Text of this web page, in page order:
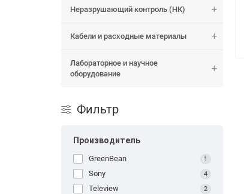
Неразрушающий контроль (НК)
Кабели и расходные материалы
Лабораторное и научное
оборудование
Фильтр
Производитель
GreenBean 1
Sony 4
Teleview 2